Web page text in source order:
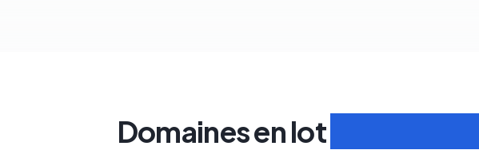
Domaines en lot